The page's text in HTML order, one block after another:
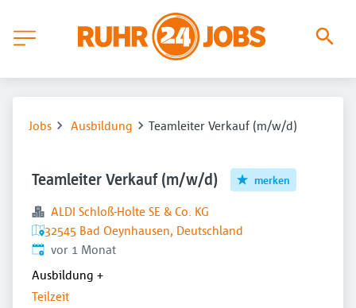
Jobs Ausbildung Teamleiter Verkauf (m/w/d)
Teamleiter Verkauf (m/w/d) merken
ALDI Schloß-Holte SE & Co. KG
32545 Bad Oeynhausen, Deutschland
Veröffentlicht:
vor 1 Monat
Ausbildung +
Teilzeit